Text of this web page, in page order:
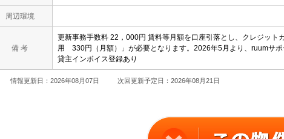
周辺環境
備 考
更新事務手数料 22，000円 賃料等月額を口座引落とし、クレジッ
用 330円（月額）」が必要となります。2026年5月より、ruumサ
貸主インボイス登録あり
情報更新日：2026年08月07日 次回更新予定日：2026年08月21日